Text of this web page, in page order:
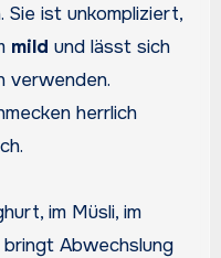
ist unkompliziert,
mild und lässt sich
verwenden.
herrlich
im Müsli, im
bringt Abwechslung